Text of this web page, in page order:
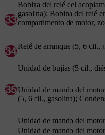
Bobina del relé del
gasolina); Bobina del relé
compartimento de motor,
Relé de arranque (5, 6 cil.,
Unidad de bujías (5 cil.,
Unidad de mando del
(5, 6 cil., gasolina);
Unidad de mando del
Unidad de mando del